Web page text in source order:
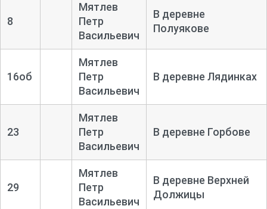
8
Мятлев
Петр
Васильевич
В деревне
Полуякове
16об
Мятлев
Петр
Васильевич
В деревне Лядинках
23
Мятлев
Петр
Васильевич
В деревне Горбове
29
Мятлев
Петр
Васильевич
В деревне Верхней
Должицы